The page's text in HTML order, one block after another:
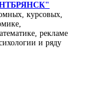
курсовых,
рекламе
и ряду